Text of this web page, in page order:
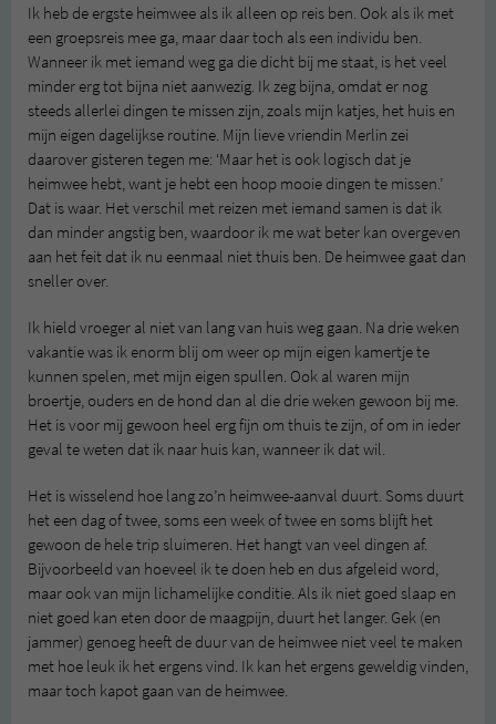
Ik heb de ergste heimwee als ik alleen op reis ben. Ook als ik met
een groepsreis mee ga, maar daar toch als een individu ben.
Wanneer ik met iemand weg ga die dicht bij me staat, is het veel
minder erg tot bijna niet aanwezig. Ik zeg bijna, omdat er nog
steeds allerlei dingen te missen zijn, zoals mijn katjes, het huis en
mijn eigen dagelijkse routine. Mijn lieve vriendin Merlin zei
daarover gisteren tegen me: ‘Maar het is ook logisch dat je
heimwee hebt, want je hebt een hoop mooie dingen te missen.’
Dat is waar. Het verschil met reizen met iemand samen is dat ik
dan minder angstig ben, waardoor ik me wat beter kan overgeven
aan het feit dat ik nu eenmaal niet thuis ben. De heimwee gaat dan
sneller over.
Ik hield vroeger al niet van lang van huis weg gaan. Na drie weken
vakantie was ik enorm blij om weer op mijn eigen kamertje te
kunnen spelen, met mijn eigen spullen. Ook al waren mijn
broertje, ouders en de hond dan al die drie weken gewoon bij me.
Het is voor mij gewoon heel erg fijn om thuis te zijn, of om in ieder
geval te weten dat ik naar huis kan, wanneer ik dat wil.
Het is wisselend hoe lang zo’n heimwee-aanval duurt. Soms duurt
het een dag of twee, soms een week of twee en soms blijft het
gewoon de hele trip sluimeren. Het hangt van veel dingen af.
Bijvoorbeeld van hoeveel ik te doen heb en dus afgeleid word,
maar ook van mijn lichamelijke conditie. Als ik niet goed slaap en
niet goed kan eten door de maagpijn, duurt het langer. Gek (en
jammer) genoeg heeft de duur van de heimwee niet veel te maken
met hoe leuk ik het ergens vind. Ik kan het ergens geweldig vinden,
maar toch kapot gaan van de heimwee.